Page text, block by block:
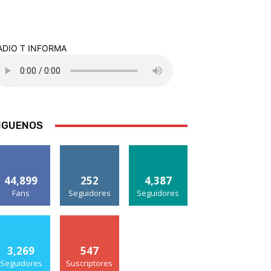
T INFORMA
44,899
Fans
252
Seguidores
4,387
Seguidores
3,269
Seguidores
547
Suscriptores